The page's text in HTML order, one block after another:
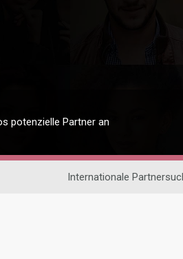
potenzielle Partner an
Internationale